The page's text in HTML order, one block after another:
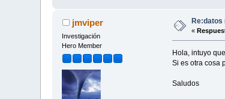
jmviper
Investigación
Hero Member
«
Hola, intuyo
Si es otra cosa
Saludos